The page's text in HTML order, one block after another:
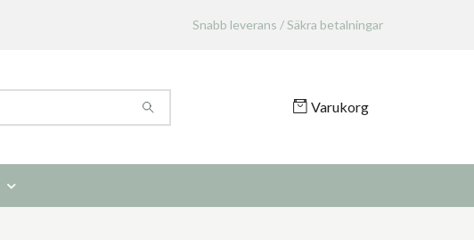
Snabb leverans / Säkra betalningar
Varukorg